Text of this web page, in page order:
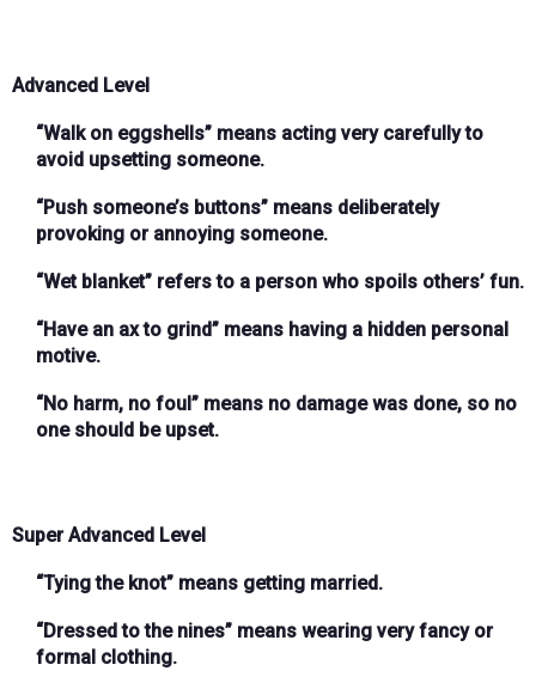
Advanced Level
“Walk on eggshells” means acting very carefully to
avoid upsetting someone.
“Push someone’s buttons” means deliberately
provoking or annoying someone.
“Wet blanket” refers to a person who spoils others’ fun.
“Have an ax to grind” means having a hidden personal
motive.
“No harm, no foul” means no damage was done, so no
one should be upset.
Super Advanced Level
“Tying the knot” means getting married.
“Dressed to the nines” means wearing very fancy or
formal clothing.